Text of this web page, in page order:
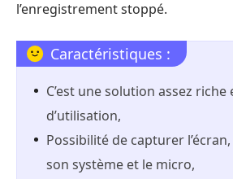
l’enregistrement stoppé.
Caractéristiques :
C’est une solution assez riche
d’utilisation,
Possibilité de capturer
son système et le micro,